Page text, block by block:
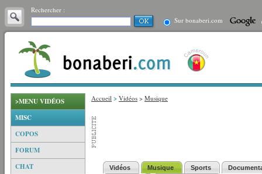
Rechercher :
Sur bonaberi.com
>MENU VIDÉOS
MISC
COPOS
FORUM
CHAT
Accueil > Vidéos > Musique
Vidéos Musique Sports